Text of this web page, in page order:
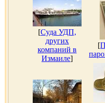
[Суда УДП,
других
компаний в
Измаиле]
[